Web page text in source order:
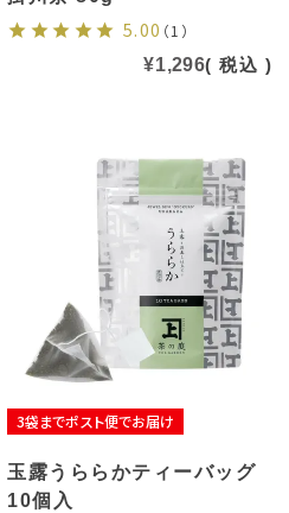
5.00 （1）
¥1,296 税込
3袋までポスト便でお届け
玉露うららかティーバッグ
10個入